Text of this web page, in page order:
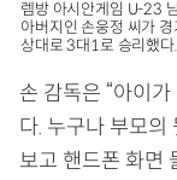
렘방 아시안게임 U-23
아버지인 손웅정 씨가
상대로 3대1로 승리했
손 감독은 “아이
다. 누구나 부모의
보고 핸드폰 화면